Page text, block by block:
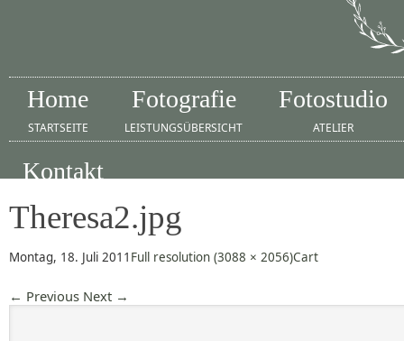
Home
STARTSEITE
Fotografie
LEISTUNGSÜBERSICHT
Fotostudio
ATELIER
Kontakt
Theresa2.jpg
Montag, 18. Juli 2011 Full resolution (3088 × 2056)Cart
← Previous Next →